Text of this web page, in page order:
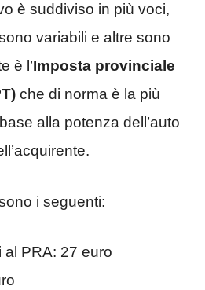
è suddiviso in più voci,
variabili e altre sono
è l’Imposta provinciale
che di norma è la più
alla potenza dell’auto
i seguenti:
al PRA: 27 euro